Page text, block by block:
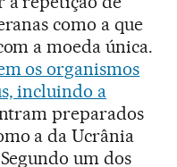
como a que
a moeda única.
os organismos
incluindo a
preparados
a da Ucrânia
um dos